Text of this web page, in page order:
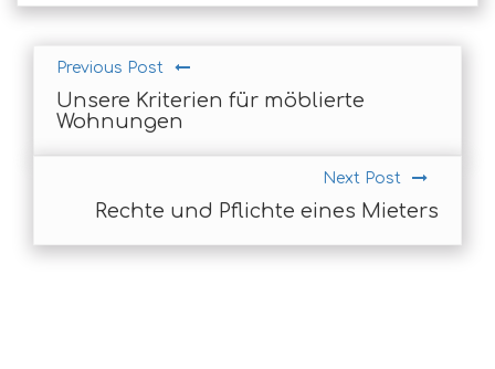
Previous Post
Unsere Kriterien für möblierte
Wohnungen
Next Post
Rechte und Pflichte eines Mieters